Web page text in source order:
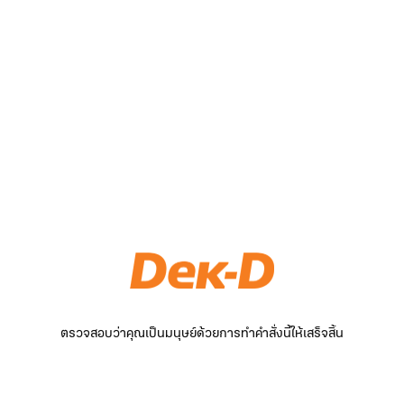
ตรวจสอบว่าคุณเป็นมนุษย์ด้วยการทำคำสั่งนี้ให้เสร็จสิ้น